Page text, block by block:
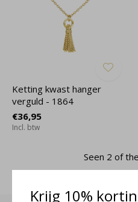
Krijg 10%
Ketting kwast hanger
verguld - 1864
€36,95
Incl. btw
Seen 2 of